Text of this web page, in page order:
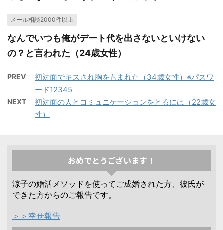
メール相談2000件以上
なんでいつも俺がデート代を出さないといけない
の？と言われた（24歳女性）
PREV
初対面でキスされ胸をもまれた（34歳女性）※パスワ
ード12345
NEXT
初対面の人とコミュニケーションをとるには（22歳女
性）
おめでとうございます！
涼子の婚活メソッドを使ってご成婚された方、彼氏が
できた方からのご報告です。
＞＞幸せ報告